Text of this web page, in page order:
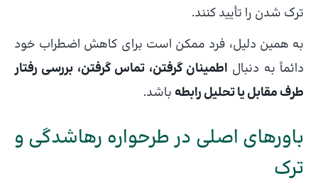
ترک شدن را تأیید کنند.
به همین دلیل، فرد ممکن است برای کاهش اضطراب خود
دائماً به دنبال اطمینان گرفتن، تماس گرفتن، بررسی رفتار
طرف مقابل یا تحلیل رابطه باشد.
باورهای اصلی در طرحواره رهاشدگی و
ترک